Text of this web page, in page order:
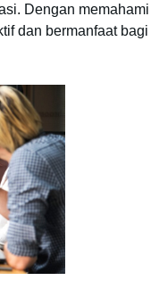
Dengan
dan bermanfaat